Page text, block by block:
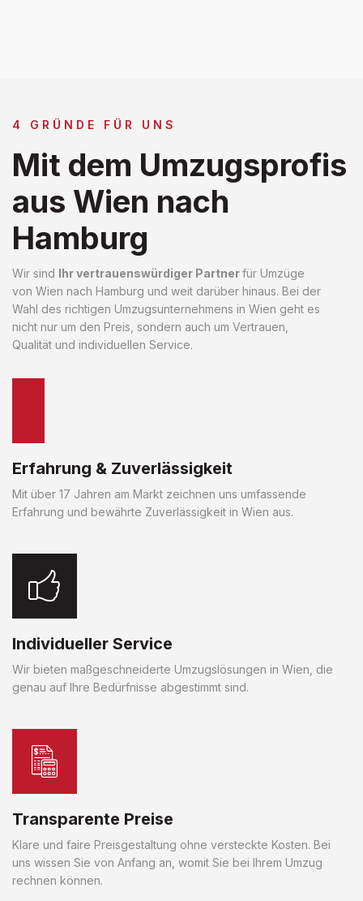
4 GRÜNDE FÜR UNS
Mit dem Umzugsprofis
aus Wien nach
Hamburg
Wir sind Ihr vertrauenswürdiger Partnerfür Umzüge
von Wien nach Hamburg und weit darüber hinaus. Bei der
Wahl des richtigen Umzugsunternehmens in Wien geht es
nicht nur um den Preis, sondern auch um Vertrauen,
Qualität und individuellen Service.
Erfahrung & Zuverlässigkeit
Mit über 17 Jahren am Markt zeichnen uns umfassende
Erfahrung und bewährte Zuverlässigkeit in Wien aus.
Individueller Service
Wir bieten maßgeschneiderte Umzugslösungen in Wien, die
genau auf Ihre Bedürfnisse abgestimmt sind.
Transparente Preise
Klare und faire Preisgestaltung ohne versteckte Kosten. Bei
uns wissen Sie von Anfang an, womit Sie bei Ihrem Umzug
rechnen können.